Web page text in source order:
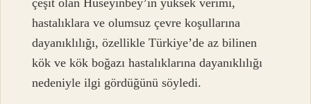
hastalıklara ve olumsuz çevre koşullarına
dayanıklılığı, özellikle Türkiye’de az bilinen
kök ve kök boğazı hastalıklarına dayanıklılığı
nedeniyle ilgi gördüğünü söyledi.